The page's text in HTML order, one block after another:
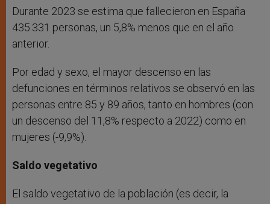
Durante 2023 se estima que fallecieron en España
435.331 personas, un 5,8% menos que en el año
anterior.
Por edad y sexo, el mayor descenso en las
defunciones en términos relativos se observó en las
personas entre 85 y 89 años, tanto en hombres (con
un descenso del 11,8% respecto a 2022) como en
mujeres (-9,9%).
Saldo vegetativo
El saldo vegetativo de la población (es decir, la